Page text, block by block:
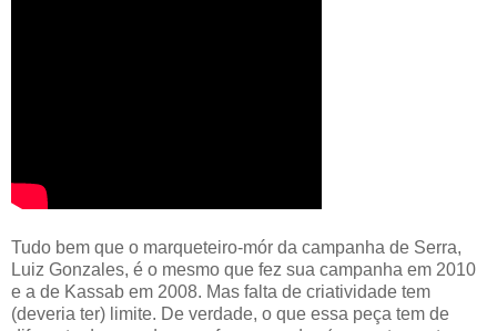
Tudo bem que o marqueteiro-mór da campanha de Serra,
Luiz Gonzales, é o mesmo que fez sua campanha em 2010
e a de Kassab em 2008. Mas falta de criatividade tem
(deveria ter) limite. De verdade, o que essa peça tem de